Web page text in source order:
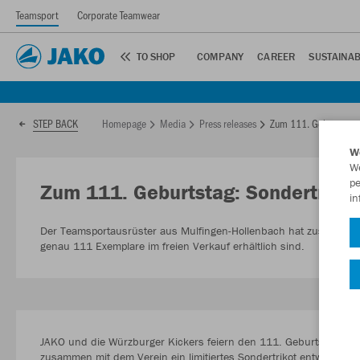
Teamsport Corporate Teamwear
TO SHOP COMPANY CAREER
STEP BACK Homepage Media Press releases Zum 111.
Zum 111. Geburtstag:
Der Teamsportausrüster aus Mulfingen-Hollenbach hat
genau 111 Exemplare im freien Verkauf erhältlich sind.
JAKO und die Würzburger Kickers feiern den 111. Geburtstag
zusammen mit dem Verein ein limitiertes Sondertrikot entworfen,